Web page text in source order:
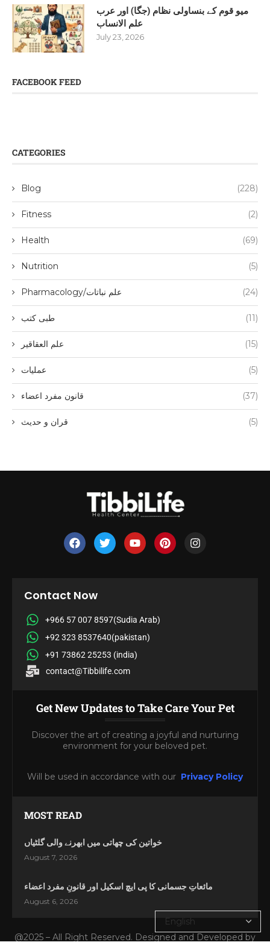
میو قوم کے بنساولی نظام (جگا) اور عرب
علم الانساب
July 23, 2026
FACEBOOK FEED
CATEGORIES
Blog (228)
Fitness (2)
Health (69)
Nutrition (5)
Pharmacology/علم نباتات (24)
طبی کتب (11)
علم العقاقیر (15)
عملیات (5)
قانون مفرد اعضاء (37)
قران و حدیث (5)
Contact Now
+966 57 007 8597(Sudia Arab)
+92 323 8537640(pakistan)
+91 73862 25253 (india)
contact@Tibbilife.com
Get New Updates to Take Care Your Pet
Discover the art of creating a joyful and nurturing
environment for your beloved pet.
Will be used in accordance with our Privacy Policy
MOST READ
خواتین کی چھاتی میں ابھرنے والی گلٹیاں
August 7, 2026
مائعاتِ جسمانی کا پی ایچ اسکیل اور قانونِ مفرد اعضاء
August 6, 2026
@2025 – All Right Reserved. Designed and Developed by